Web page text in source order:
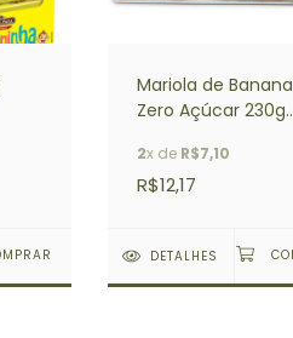
Mariola de Banana
Zero Açúcar 230g
2x de R$7,10
R$12,17
DETALHES